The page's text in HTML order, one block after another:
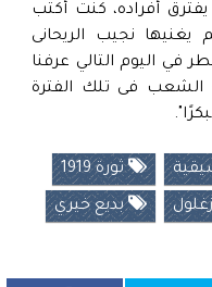
يفترق أفراده، كنت أكتب
نجيب الريحانى
في اليوم التالي عرفنا
الشعب فى تلك الفترة
ثورة 1919
بديع خيري